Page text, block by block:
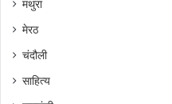
मथुरा
मेरठ
चंदौली
साहित्य